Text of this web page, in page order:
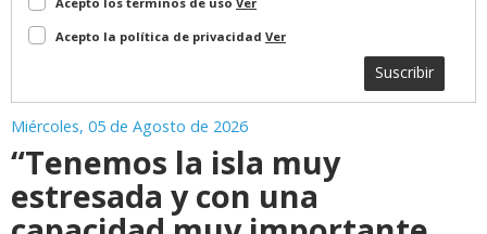
Acepto la política de privacidad Ver
Suscribir
Miércoles, 05 de Agosto de 2026
“Tenemos la isla muy
estresada y con una